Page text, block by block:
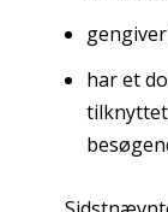
har et
til­knyt­tet